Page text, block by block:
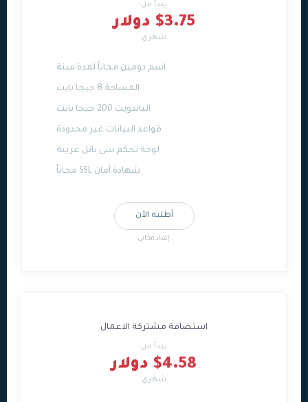
يبدأ من
$3.75 دولار
شهري
اسم دومين مجاناً لمدة سنة
المساحة 8 جيجا بايت
الباندويث 200 جيجا بايت
قواعد البيانات غير محدودة
لوحة تحكم سى بانل عربية
شهادة أمان SSL مجاناً
أطلبه الآن
إعداد مجاني
استضافة مشتركة الاعمال
يبدأ من
$4.58 دولار
شهري